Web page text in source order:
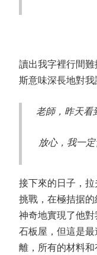
讀出我字裡行間
斯意味深長地對我
老師，昨天
放心，我一
接下來的日子，
挑戰，在極拮据
神奇地實現了他
石板屋，但這是
離，所有的材料